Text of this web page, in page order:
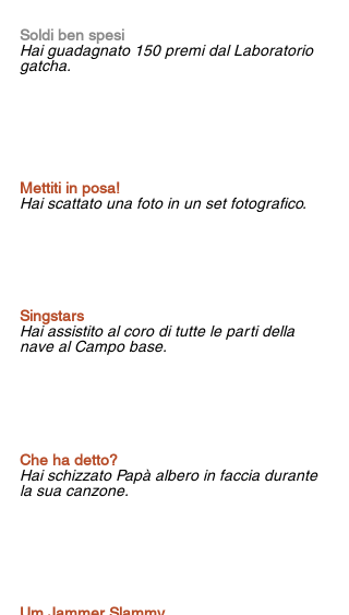
Soldi ben spesi
Hai guadagnato 150 premi dal Laboratorio
gatcha.
Mettiti in posa!
Hai scattato una foto in un set fotografico.
Singstars
Hai assistito al coro di tutte le parti della
nave al Campo base.
Che ha detto?
Hai schizzato Papà albero in faccia durante
la sua canzone.